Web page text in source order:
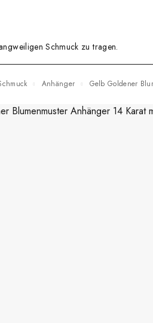
Schmuck zu tragen.
Schmuck Anhänger Gelb Goldener